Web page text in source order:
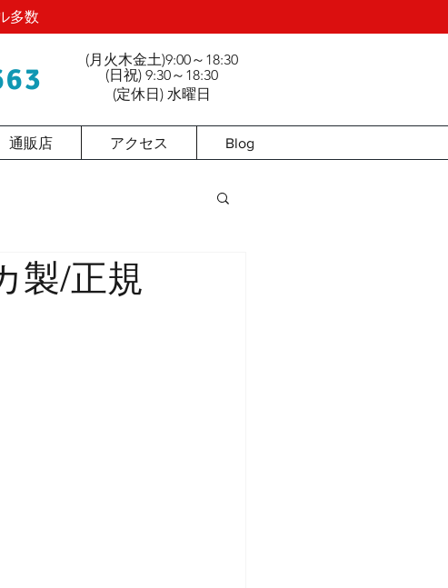
多数
(月火木金土)9:00～18:30
(日祝) 9:30～18:30
(定休日) 水曜日
通販店 アクセス Blog
製/正規